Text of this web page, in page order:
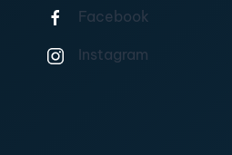
Facebook
Instagram